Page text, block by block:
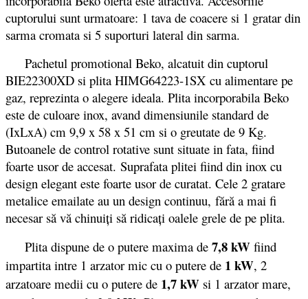
cuptorului sunt urmatoare: 1 tava de coacere si 1 gratar din
sarma cromata si 5 suporturi lateral din sarma.
Pachetul promotional Beko, alcatuit din cuptorul
BIE22300XD si plita HIMG64223-1SX cu alimentare pe
gaz, reprezinta o alegere ideala. Plita incorporabila Beko
este de culoare inox, avand dimensiunile standard de
(IxLxA) cm 9,9 x 58 x 51 cm si o greutate de 9 Kg.
Butoanele de control rotative sunt situate in fata, fiind
foarte usor de accesat. Suprafata plitei fiind din inox cu
design elegant este foarte usor de curatat. Cele 2 gratare
metalice emailate au un design continuu, fără a mai fi
necesar să vă chinuiţi să ridicaţi oalele grele de pe plita.
Plita dispune de o putere maxima de 7,8 kW fiind
impartita intre 1 arzator mic cu o putere de 1 kW, 2
arzatoare medii cu o putere de 1,7 kW si 1 arzator mare,